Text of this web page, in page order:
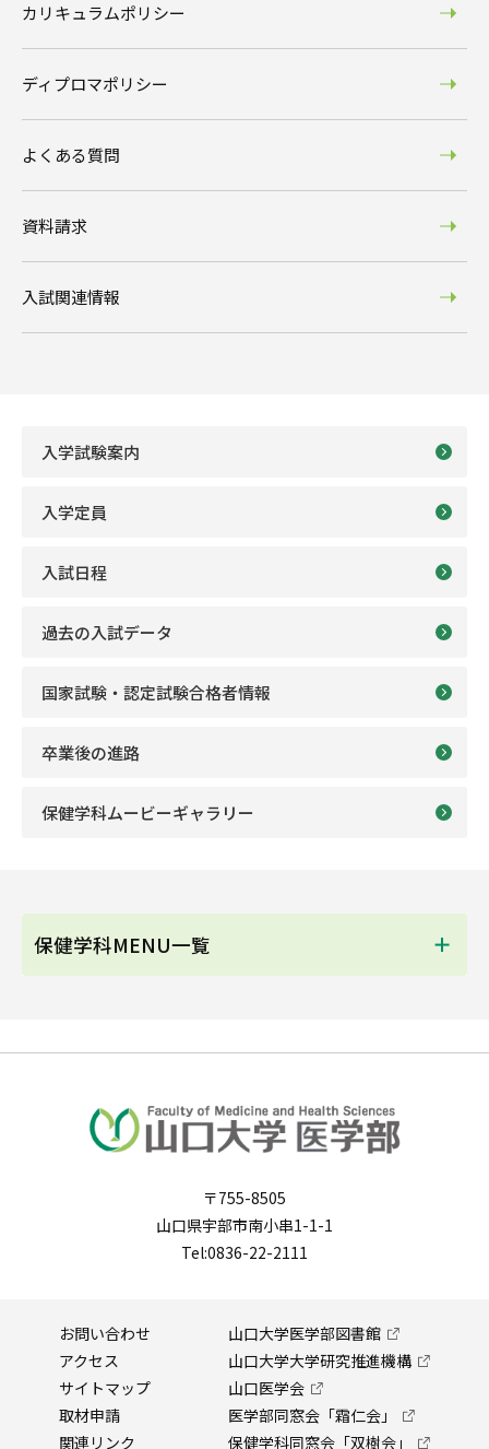
カリキュラムポリシー
ディプロマポリシー
よくある質問
資料請求
入試関連情報
入学試験案内
入学定員
入試日程
過去の入試データ
国家試験・認定試験合格者情報
卒業後の進路
保健学科ムービーギャラリー
保健学科MENU一覧
〒755-8505
山口県宇部市南小串1-1-1
Tel:0836-22-2111
お問い合わせ
アクセス
サイトマップ
取材申請
関連リンク
山口大学医学部図書館
山口大学大学研究推進機構
山口医学会
医学部同窓会「霜仁会」
保健学科同窓会「双樹会」